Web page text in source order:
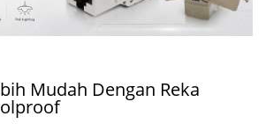
Mudah Dengan Reka